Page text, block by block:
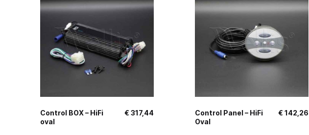
Control BOX – HiFi
oval
€ 317,44
Control Panel – HiFi
Oval
€ 142,26